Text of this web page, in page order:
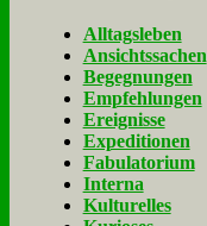
Alltagsleben
Ansichtssachen
Begegnungen
Empfehlungen
Ereignisse
Expeditionen
Fabulatorium
Interna
Kulturelles